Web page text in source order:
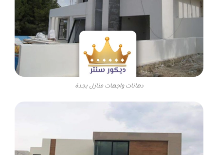
دهانات واجهات منازل بجدة